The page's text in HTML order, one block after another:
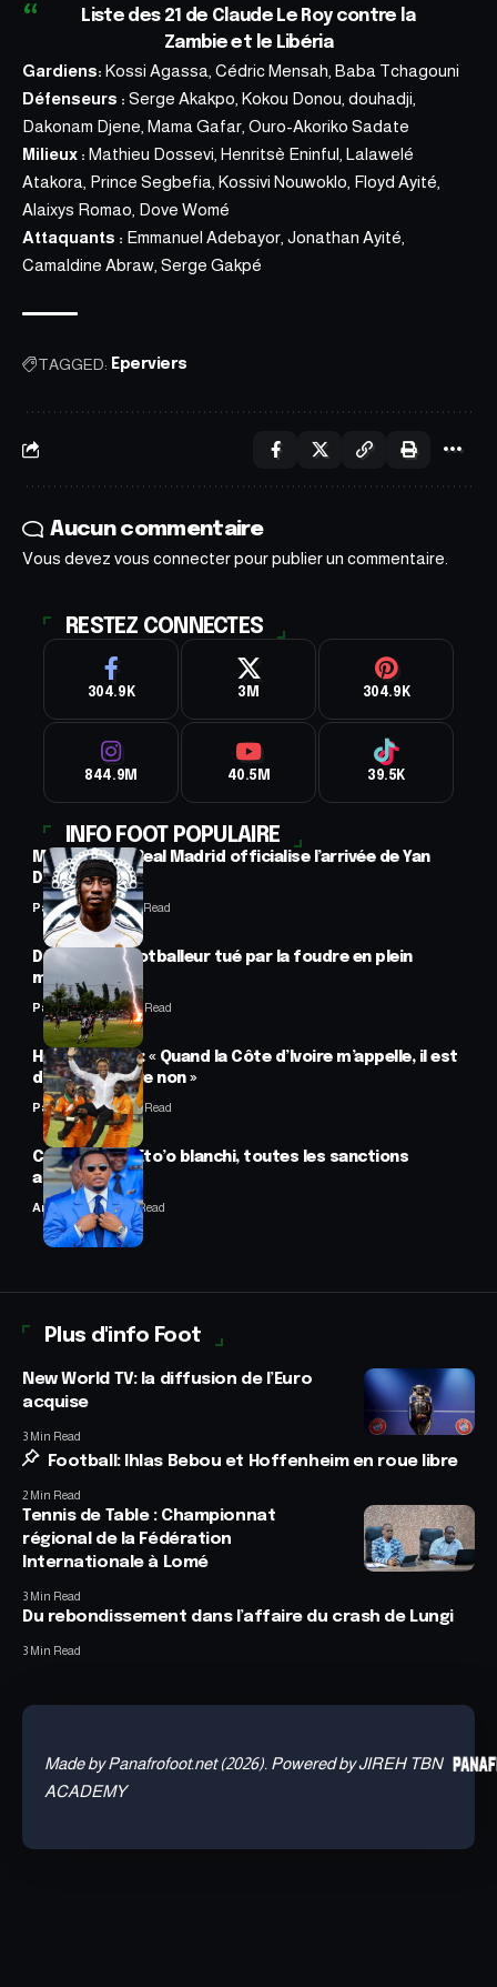
Liste des 21 de Claude Le Roy contre la
Zambie et le Libéria
Gardiens: Kossi Agassa, Cédric Mensah, Baba Tchagouni
Défenseurs : Serge Akakpo, Kokou Donou, douhadji,
Dakonam Djene, Mama Gafar, Ouro-Akoriko Sadate
Milieux : Mathieu Dossevi, Henritsè Eninful, Lalawelé
Atakora, Prince Segbefia, Kossivi Nouwoklo, Floyd Ayité,
Alaixys Romao, Dove Womé
Attaquants : Emmanuel Adebayor, Jonathan Ayité,
Camaldine Abraw, Serge Gakpé
TAGGED: Eperviers
Aucun commentaire
Vous devez vous connecterpour publier un commentaire.
RESTEZ CONNECTES
304.9K 3M 304.9K
844.9M 40.5M 39.5K
INFO FOOT POPULAIRE
Mercato : Le Real Madrid officialise l’arrivée de Yan
Diomandé
Panafrofoot1 Min Read
Drame : un footballeur tué par la foudre en plein
match
Panafrofoot2 Min Read
Hervé Renard : « Quand la Côte d’Ivoire m’appelle, il est
difficile de dire non »
Panafrofoot2 Min Read
CAF : Samuel Eto’o blanchi, toutes les sanctions
annulées
Anselme AVI2 Min Read
Plus d'info Foot
New World TV: la diffusion de l’Euro
acquise
3 Min Read
Football: Ihlas Bebou et Hoffenheim en roue libre
2 Min Read
Tennis de Table : Championnat
régional de la Fédération
Internationale à Lomé
3 Min Read
Du rebondissement dans l’affaire du crash de Lungi
3 Min Read
Made by Panafrofoot.net (2026). Powered by JIREH TBN
ACADEMY